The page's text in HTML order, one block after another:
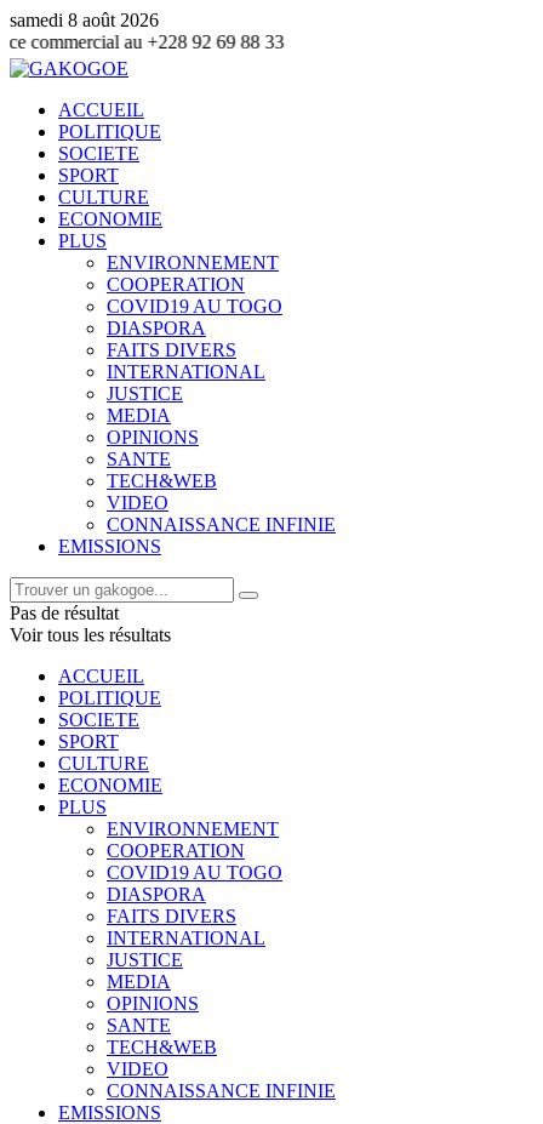
samedi 8 août 2026
au +228 92 69 88 33
ACCUEIL
POLITIQUE
SOCIETE
SPORT
CULTURE
ECONOMIE
PLUS
ENVIRONNEMENT
COOPERATION
COVID19 AU TOGO
DIASPORA
FAITS DIVERS
INTERNATIONAL
JUSTICE
MEDIA
OPINIONS
SANTE
TECH&WEB
VIDEO
CONNAISSANCE INFINIE
EMISSIONS
Pas de résultat
Voir tous les résultats
ACCUEIL
POLITIQUE
SOCIETE
SPORT
CULTURE
ECONOMIE
PLUS
ENVIRONNEMENT
COOPERATION
COVID19 AU TOGO
DIASPORA
FAITS DIVERS
INTERNATIONAL
JUSTICE
MEDIA
OPINIONS
SANTE
TECH&WEB
VIDEO
CONNAISSANCE INFINIE
EMISSIONS